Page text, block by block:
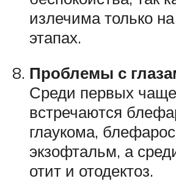
излечима только
этапах.
Проблемы с
Среди первых чаще
встречаются
глаукома,
экзофтальм, а
отит и отодектоз.